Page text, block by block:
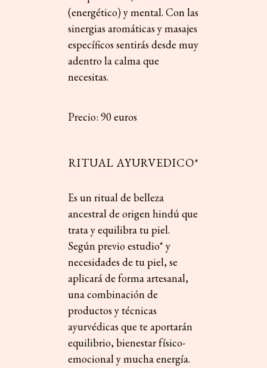
(energético) y mental. Con las
sinergias aromáticas y masajes
específicos sentirás desde muy
adentro la calma que
necesitas.
Precio: 90 euros
RITUAL AYURVEDICO*
Es un ritual de belleza
ancestral de origen hindú que
trata y equilibra tu piel.
Según previo estudio* y
necesidades de tu piel, se
aplicará de forma artesanal,
una combinación de
productos y técnicas
ayurvédicas que te aportarán
equilibrio, bienestar físico-
emocional y mucha energía.